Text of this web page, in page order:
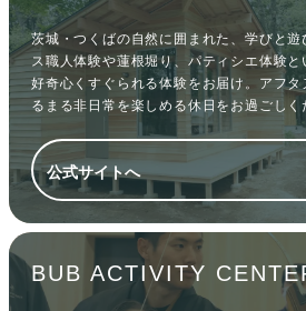
茨城・つくばの自然に囲まれた、学びと
ス職人体験や蓮根堀り、パティシエ体験
好奇心くすぐられる体験をお届け。アフ
るまる非日常を楽しめる休日をお過ごしく
公式サイトへ
BUB ACTIVITY